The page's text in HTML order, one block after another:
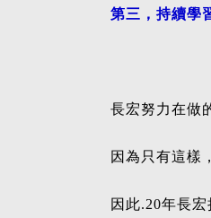
第三，持續學
長宏努力在做
因為只有這樣
因此.20年長